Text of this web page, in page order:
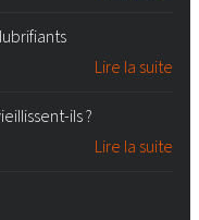
Lire la suite
ils ?
Lire la suite